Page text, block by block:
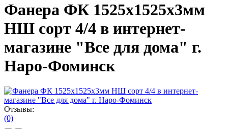
Фанера ФК 1525х1525х3мм
НШ сорт 4/4 в интернет-
магазине "Все для дома" г.
Наро-Фоминск
Отзывы:
(0)